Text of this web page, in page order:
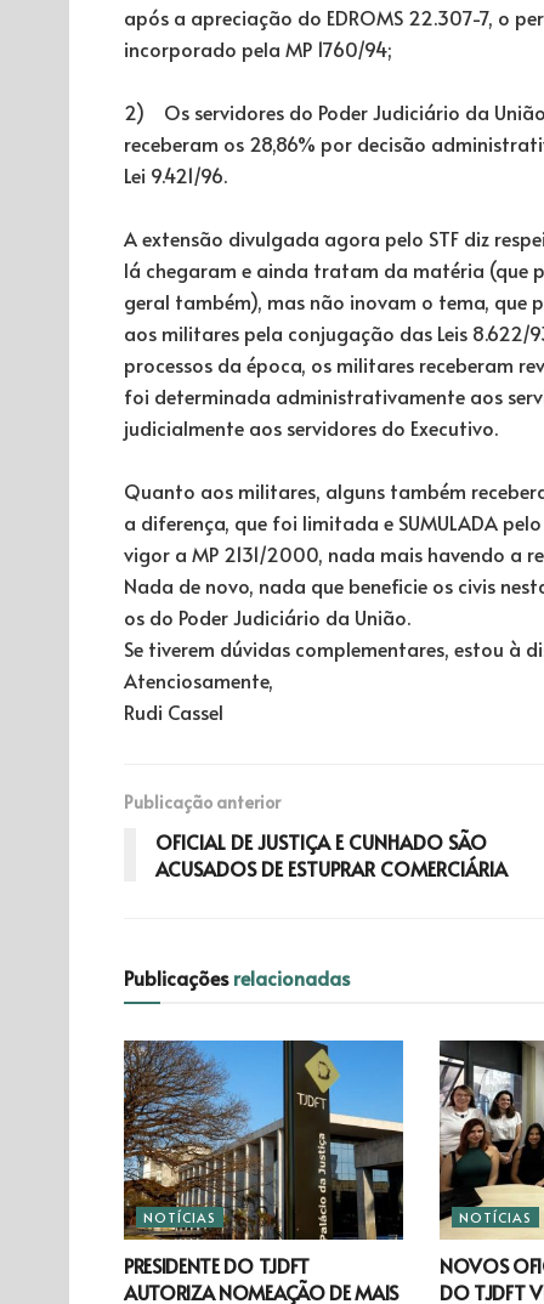
após a apreciação do EDROMS 22.307-7, o
incorporado pela MP 1760/94;
2) Os servidores do Poder Judiciário da União
receberam os 28,86% por decisão
Lei 9.421/96.
A extensão divulgada agora pelo STF diz
lá chegaram e ainda tratam da matéria (que
geral também), mas não inovam o tema, que
aos militares pela conjugação das Leis 8.622/
processos da época, os militares receberam
foi determinada administrativamente aos
judicialmente aos servidores do Executivo.
Quanto aos militares, alguns também
a diferença, que foi limitada e SUMULADA
vigor a MP 2131/2000, nada mais havendo a
Nada de novo, nada que beneficie os civis
os do Poder Judiciário da União.
Se tiverem dúvidas complementares, estou à
Atenciosamente,
Rudi Cassel
Publicação anterior
OFICIAL DE JUSTIÇA E CUNHADO SÃO
ACUSADOS DE ESTUPRAR COMERCIÁRIA
Publicaçõesrelacionadas
NOTÍCIAS
PRESIDENTE DO TJDFT
AUTORIZA NOMEAÇÃO DE MAIS
NOTÍCIAS
NOVOS
DO TJDFT